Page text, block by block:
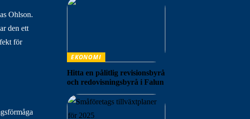
Ohlson.
den ett
för
EKONOMI
Hitta en pålitlig revisionsbyrå
och redovisningsbyrå i Falun